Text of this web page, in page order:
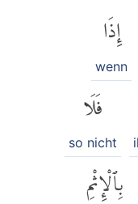
إِذَا
wenn
فَلَا
so nicht
بِٱلْإِثْمِ